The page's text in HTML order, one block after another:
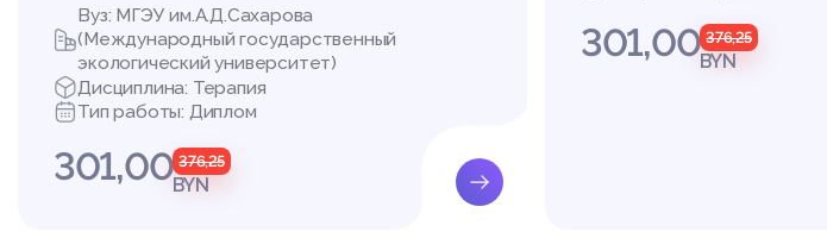
Список литературы
2. Глушанко, В. С. Заболеваемость населения, ее виды.
имофеева/ под ред. В.С.Глушанко. – Витебск:
Вуз: МГЭУ им.А.Д.Сахарова
(Международный государственный
экологический университет)
Дисциплина: Терапия
Тип работы: Диплом
301,00 376,25
BYN
301,00 376,25
BYN